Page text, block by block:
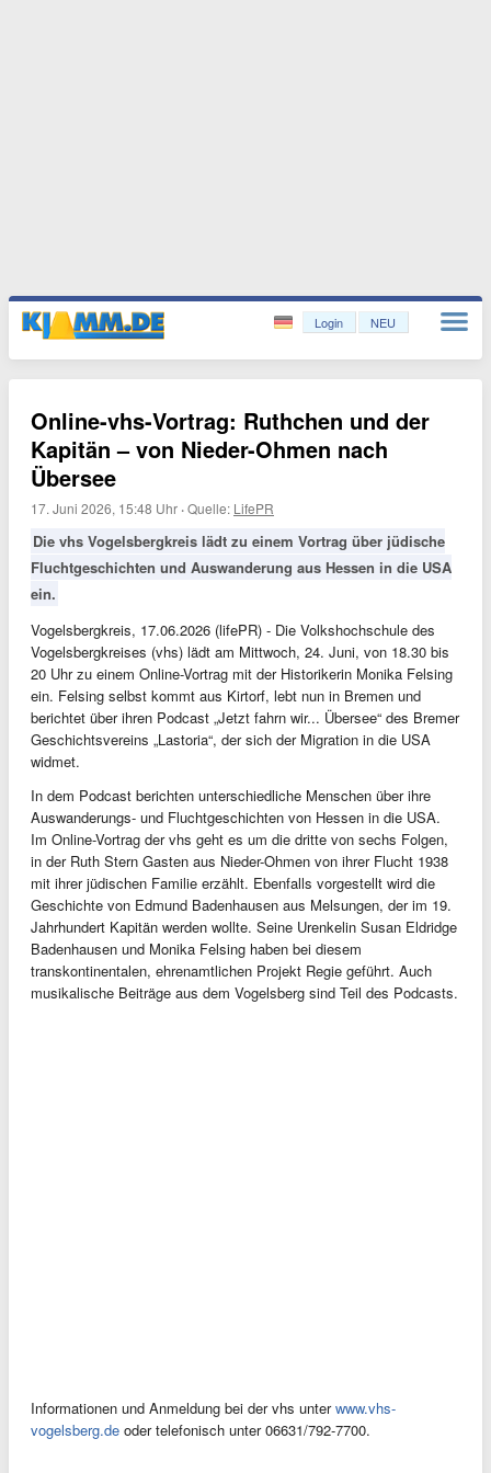
Login NEU
Online-vhs-Vortrag: Ruthchen und der
Kapitän – von Nieder-Ohmen nach
Übersee
17. Juni 2026, 15:48 Uhr ·Quelle: LifePR
Die vhs Vogelsbergkreis lädt zu einem Vortrag über jüdische
Fluchtgeschichten und Auswanderung aus Hessen in die USA
ein.
Vogelsbergkreis, 17.06.2026 (lifePR) - Die Volkshochschule des
Vogelsbergkreises (vhs) lädt am Mittwoch, 24. Juni, von 18.30 bis
20 Uhr zu einem Online-Vortrag mit der Historikerin Monika Felsing
ein. Felsing selbst kommt aus Kirtorf, lebt nun in Bremen und
berichtet über ihren Podcast „Jetzt fahrn wir... Übersee“ des Bremer
Geschichtsvereins „Lastoria“, der sich der Migration in die USA
widmet.
In dem Podcast berichten unterschiedliche Menschen über ihre
Auswanderungs- und Fluchtgeschichten von Hessen in die USA.
Im Online-Vortrag der vhs geht es um die dritte von sechs Folgen,
in der Ruth Stern Gasten aus Nieder-Ohmen von ihrer Flucht 1938
mit ihrer jüdischen Familie erzählt. Ebenfalls vorgestellt wird die
Geschichte von Edmund Badenhausen aus Melsungen, der im 19.
Jahrhundert Kapitän werden wollte. Seine Urenkelin Susan Eldridge
Badenhausen und Monika Felsing haben bei diesem
transkontinentalen, ehrenamtlichen Projekt Regie geführt. Auch
musikalische Beiträge aus dem Vogelsberg sind Teil des Podcasts.
Informationen und Anmeldung bei der vhs unterwww.vhs-
vogelsberg.de oder telefonisch unter 06631/792-7700.